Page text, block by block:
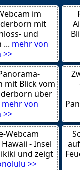
59872
51688
-
33813
im
mit
und
... mehr von
>>
mit Blick vom
über
mehr von
>>
Webcam
- Insel
und zeigt
>>